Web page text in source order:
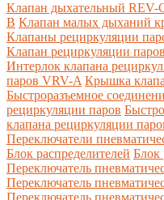
Клапан дыхательный REV-
B Клапан малых дыханий
Клапаны рециркуляции
Клапан рециркуляции
Интерлок клапана
паров VRV-A Крышка
Быстроразъемное
рециркуляции паров
клапана рециркуляции
Переключатели
Блок распределителей Блок
Переключатель
Переключатель
Переключатель